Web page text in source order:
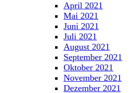
April 2021
Mai 2021
Juni 2021
Juli 2021
August 2021
September 2021
Oktober 2021
November 2021
Dezember 2021